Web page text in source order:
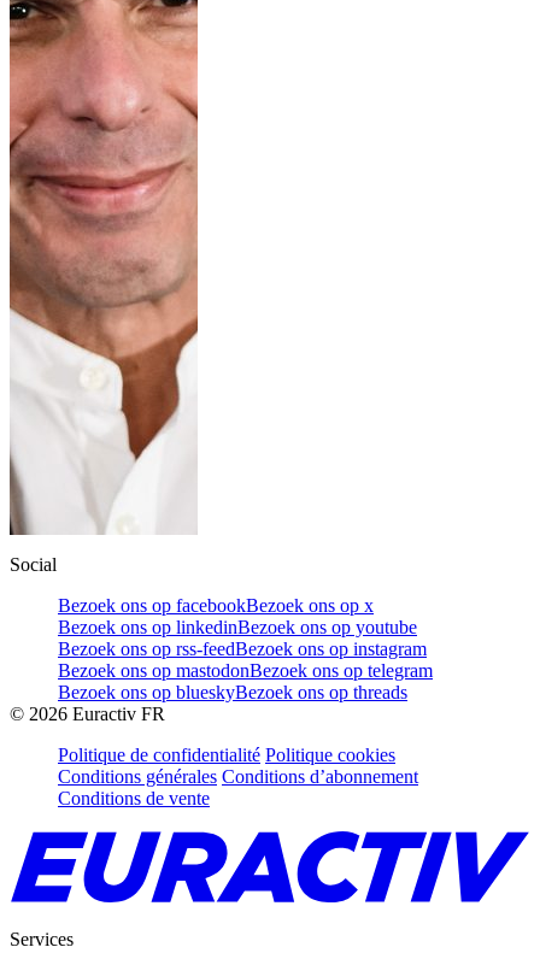
Social
Bezoek ons op facebookBezoek ons op x
Bezoek ons op linkedinBezoek ons op youtube
Bezoek ons op rss-feedBezoek ons op instagram
Bezoek ons op mastodonBezoek ons op telegram
Bezoek ons op blueskyBezoek ons op threads
© 2026 Euractiv FR
Politique de confidentialité Politique cookies
Conditions générales Conditions d’abonnement
Conditions de vente
Services